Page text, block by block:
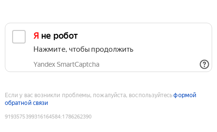
Я не робот
Нажмите, чтобы продолжить
Yandex SmartCaptcha
Если у вас возникли проблемы, пожалуйста, воспользуйтесьформой
обратной связи
9193575399316164584:1786262390